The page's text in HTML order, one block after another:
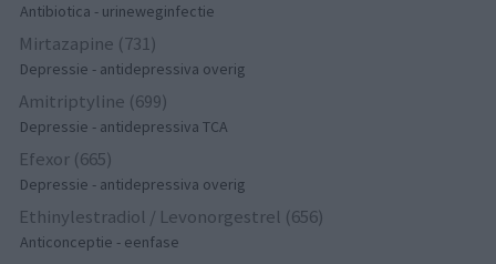
Antibiotica - urineweginfectie
Mirtazapine (731)
Depressie - antidepressiva overig
Amitriptyline (699)
Depressie - antidepressiva TCA
Efexor (665)
Depressie - antidepressiva overig
Ethinylestradiol / Levonorgestrel (656)
Anticonceptie - eenfase